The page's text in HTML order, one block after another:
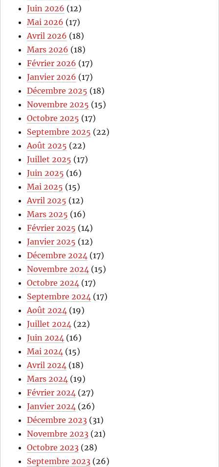
Juin 2026 (12)
Mai 2026 (17)
Avril 2026 (18)
Mars 2026 (18)
Février 2026 (17)
Janvier 2026 (17)
Décembre 2025 (18)
Novembre 2025 (15)
Octobre 2025 (17)
Septembre 2025 (22)
Août 2025 (22)
Juillet 2025 (17)
Juin 2025 (16)
Mai 2025 (15)
Avril 2025 (12)
Mars 2025 (16)
Février 2025 (14)
Janvier 2025 (12)
Décembre 2024 (17)
Novembre 2024 (15)
Octobre 2024 (17)
Septembre 2024 (17)
Août 2024 (19)
Juillet 2024 (22)
Juin 2024 (16)
Mai 2024 (15)
Avril 2024 (18)
Mars 2024 (19)
Février 2024 (27)
Janvier 2024 (26)
Décembre 2023 (31)
Novembre 2023 (21)
Octobre 2023 (28)
Septembre 2023 (26)